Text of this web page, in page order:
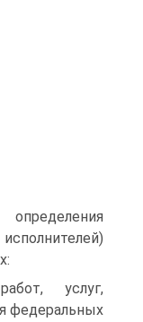
услуг,
федеральных